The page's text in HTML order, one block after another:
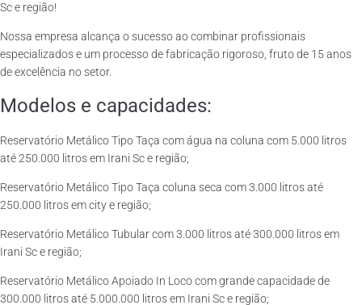
Sc e região!
Nossa empresa alcança o sucesso ao combinar profissionais
especializados e um processo de fabricação rigoroso, fruto de 15 anos
de excelência no setor.
Modelos e capacidades:
Reservatório Metálico Tipo Taça com água na coluna com 5.000 litros
até 250.000 litros em Irani Sc e região;
Reservatório Metálico Tipo Taça coluna seca com 3.000 litros até
250.000 litros em city e região;
Reservatório Metálico Tubular com 3.000 litros até 300.000 litros em
Irani Sc e região;
Reservatório Metálico Apoiado In Loco com grande capacidade de
300.000 litros até 5.000.000 litros em Irani Sc e região;